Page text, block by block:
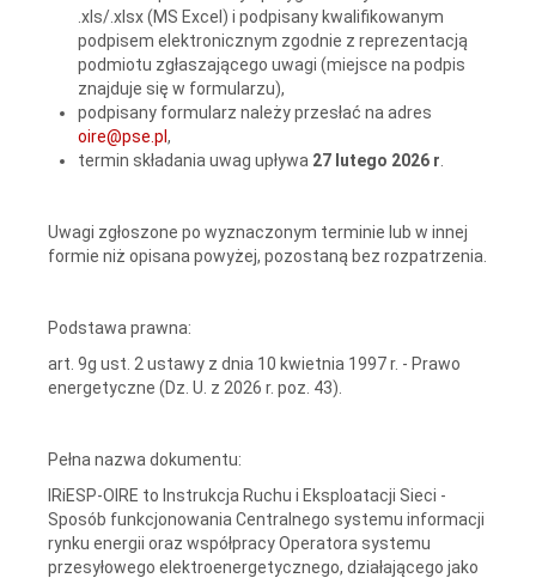
.xls/.xlsx (MS Excel) i podpisany kwalifikowanym
podpisem elektronicznym zgodnie z reprezentacją
podmiotu zgłaszającego uwagi (miejsce na podpis
znajduje się w formularzu),
podpisany formularz należy przesłać na adres
oire@pse.pl ,
termin składania uwag upływa 27 lutego 2026 r
Uwagi zgłoszone po wyznaczonym terminie lub w innej
formie niż opisana powyżej, pozostaną bez rozpatrzenia.
Podstawa prawna:
art. 9g ust. 2 ustawy z dnia 10 kwietnia 1997 r. - Prawo
energetyczne (Dz. U. z 2026 r. poz. 43).
Pełna nazwa dokumentu:
IRiESP-OIRE to Instrukcja Ruchu i Eksploatacji Sieci -
Sposób funkcjonowania Centralnego systemu informacji
rynku energii oraz współpracy Operatora systemu
przesyłowego elektroenergetycznego, działającego jako